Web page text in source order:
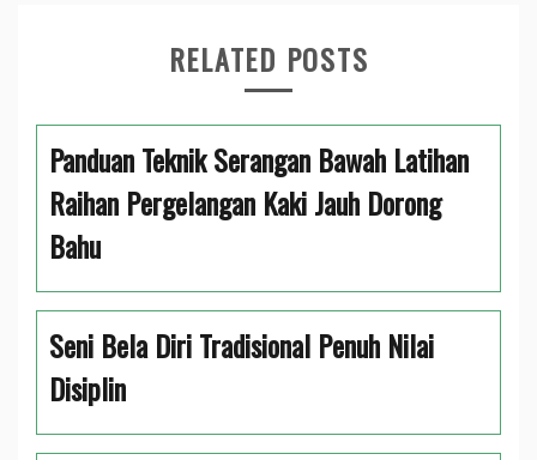
RELATED POSTS
Panduan Teknik Serangan Bawah Latihan
Raihan Pergelangan Kaki Jauh Dorong
Bahu
Seni Bela Diri Tradisional Penuh Nilai
Disiplin